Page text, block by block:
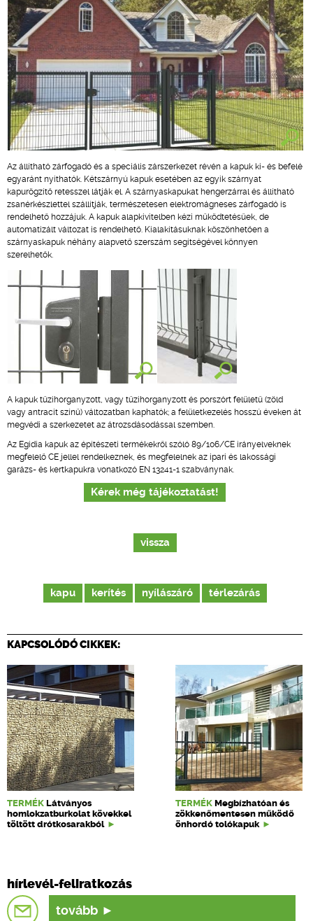
Az állítható zárfogadó és a speciális zárszerkezet révén a kapuk ki- és befelé
egyaránt nyithatók. Kétszárnyú kapuk esetében az egyik szárnyat
kapurögzítő retesszel látják el. A szárnyaskapukat hengerzárral és állítható
zsanérkészlettel szállítják, természetesen elektromágneses zárfogadó is
rendelhető hozzájuk. A kapuk alapkivitelben kézi működtetésűek, de
automatizált változat is rendelhető. Kialakításuknak köszönhetően a
szárnyaskapuk néhány alapvető szerszám segítségével könnyen
szerelhetők.
A kapuk tűzihorganyzott, vagy tűzihorganyzott és porszórt felületű (zöld
vagy antracit színű) változatban kaphatók; a felületkezelés hosszú éveken át
megvédi a szerkezetet az átrozsdásodással szemben.
Az Egidia kapuk az építészeti termékekről szóló 89/106/CE irányelveknek
megfelelő CE jellel rendelkeznek, és megfelelnek az ipari és lakossági
garázs- és kertkapukra vonatkozó EN 13241-1 szabványnak.
Kérek még tájékoztatást!
vissza
kapu kerítés nyílászáró térlezárás
KAPCSOLÓDÓ CIKKEK:
TERMÉK Látványos
homlokzatburkolat kövekkel
töltött drótkosarakból
TERMÉK Megbízhatóan és
zökkenőmentesen működő
önhordó tolókapuk
hírlevél-feliratkozás
tovább